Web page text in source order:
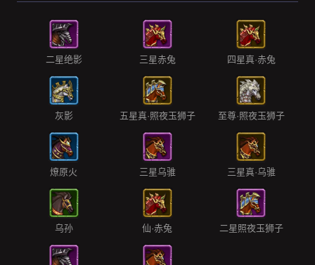
二星绝影 三星赤兔 四星真·赤兔
灰影 五星真·照夜玉狮子 至尊·照夜玉狮子
燎原火 三星乌骓 三星真·乌骓
乌孙 仙·赤兔 二星照夜玉狮子